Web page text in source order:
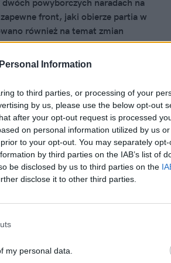
Information
to third parties, or processing of your
by us, please use the below opt-out
after your opt-out request is processed
on personal information utilized by us
to your opt-out. You may separately
by third parties on the IAB’s list of
be disclosed by us to third parties on the
disclose it to other third parties.
my personal data.
powyborczych naradach na
front, jaki obierze partia w
również na temat zmian
w kilku resortach.
Turcji na Syrię.
zaskakująca
od kul oraz pocisków tureckiego
Spraw Zagranicznych?
Czaputowicz, ani premier
się do tej pory na temat inwazji